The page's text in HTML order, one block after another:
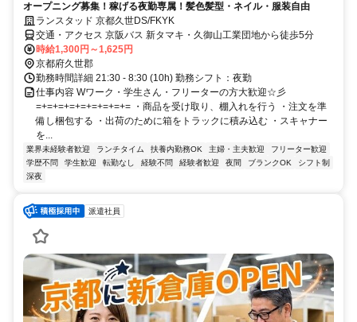
オープニング募集！稼げる夜勤専属！髪色髪型・ネイル・服装自由
ランスタッド 京都久世DS/FKYK
交通・アクセス 京阪バス 新タマキ・久御山工業団地から徒歩5分
時給1,300円～1,625円
京都府久世郡
勤務時間詳細 21:30 - 8:30 (10h) 勤務シフト：夜勤
仕事内容 Wワーク・学生さん・フリーターの方大歓迎☆彡
=+=+=+=+=+=+=+=+= ・商品を受け取り、棚入れを行う ・注文を準
備し梱包する ・出荷のために箱をトラックに積み込む ・スキャナー
を...
業界未経験者歓迎 ランチタイム 扶養内勤務OK 主婦・主夫歓迎
フリーター歓迎
学歴不問
学生歓迎 転勤なし 経験不問 経験者歓迎 夜間 ブランクOK
シフト制
深夜
派遣社員